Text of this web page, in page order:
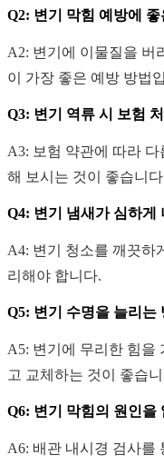
Q2: 변기 막힘 예방에
A2: 변기에 이물질을 버
이 가장 좋은 예방 방법
Q3: 변기 역류 시 보험
A3: 보험 약관에 따라
해 보시는 것이 좋습니
Q4: 변기 냄새가 심하게
A4: 변기 청소를 깨끗하
리해야 합니다.
Q5: 변기 수명을 늘리는
A5: 변기에 무리한 힘을
고 교체하는 것이 좋습
Q6: 변기 막힘의 원인을
A6: 배관 내시경 검사를